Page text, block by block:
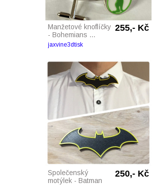
Manžetové knoflíčky
- Bohemians ...
255,- Kč
jaxvine3dtisk
Společenský
motýlek - Batman
250,- Kč